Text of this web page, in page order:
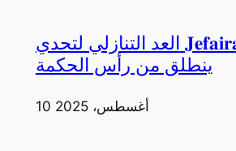
العد التنازلي لتحدي 𝐉𝐞𝐟𝐚𝐢𝐫𝐚 𝟒𝐱𝟒
ينطلق من رأس الحكمة
10 أغسطس، 2025